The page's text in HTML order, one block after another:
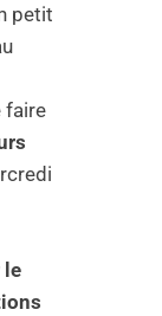
petit
faire
le